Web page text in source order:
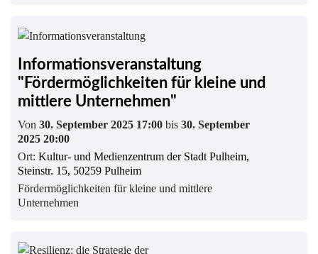
Informationsveranstaltung
"Fördermöglichkeiten für kleine und
mittlere Unternehmen"
Von 30. September 2025 17:00 bis 30. September
2025 20:00
Ort: Kultur- und Medienzentrum der Stadt Pulheim,
Steinstr. 15, 50259 Pulheim
Fördermöglichkeiten für kleine und mittlere
Unternehmen